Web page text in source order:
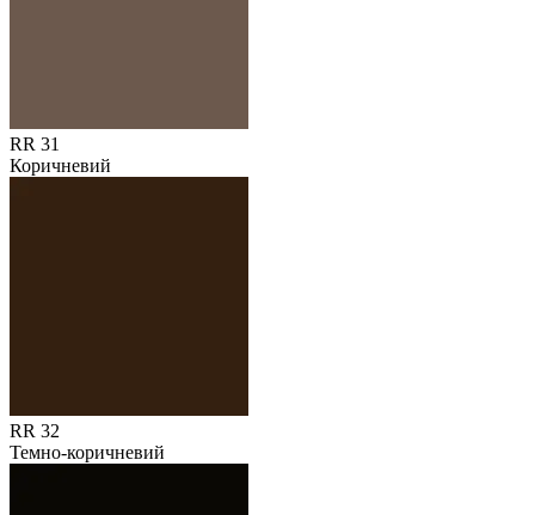
RR 31
Коричневий
RR 32
Темно-коричневий